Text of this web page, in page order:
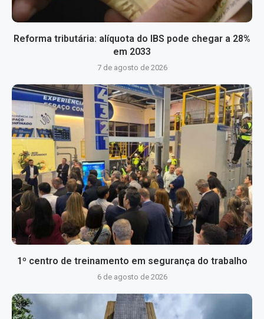
Reforma tributária: alíquota do IBS pode chegar a 28%
em 2033
7 de agosto de 2026
1º centro de treinamento em segurança do trabalho
6 de agosto de 2026